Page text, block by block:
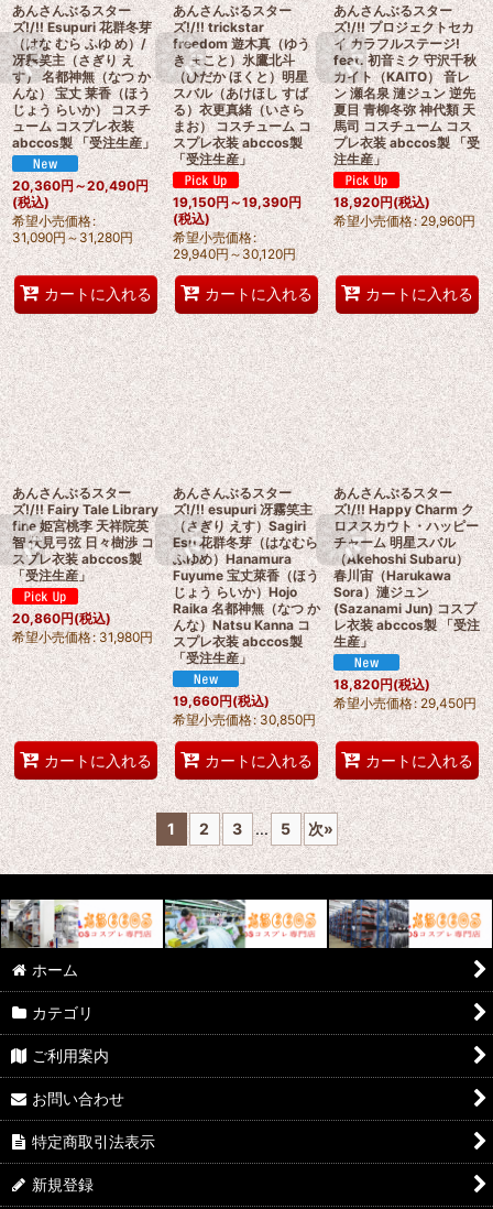
あんさんぶるスター
ズ!/!! Esupuri 花群冬芽
（はな むら ふゆ め）/
冴霧笑主（さぎり え
す） 名都神無（なつ か
んな） 宝丈 莱香（ほう
じょう らいか） コスチ
ューム コスプレ衣装
abccos製 「受注生産」
20,360円 ～20,490円
(税込)
希望小売価格:
31,090円～31,280円
カートに入れる
あんさんぶるスター
ズ!/!! trickstar
freedom 遊木真（ゆう
き まこと）氷鷹北斗
（ひだか ほくと）明星
スバル（あけほし すば
る）衣更真緒（いさら
まお） コスチューム コ
スプレ衣装 abccos製
「受注生産」
19,150円～19,390円
(税込)
希望小売価格:
29,940円～30,120円
カートに入れる
あんさんぶるスター
ズ!/!! プロジェクトセカ
イ カラフルステージ!
feat. 初音ミク 守沢千秋
カイト（KAITO） 音レ
ン 瀬名泉 漣ジュン 逆先
夏目 青柳冬弥 神代類 天
馬司 コスチューム コス
プレ衣装 abccos製 「受
注生産」
18,920円(税込)
希望小売価格: 29,960円
カートに入れる
あんさんぶるスター
ズ!/!! Fairy Tale Library
fine 姫宮桃李 天祥院英
智 伏見弓弦 日々樹渉 コ
スプレ衣装 abccos製
「受注生産」
20,860円(税込)
希望小売価格: 31,980円
カートに入れる
あんさんぶるスター
ズ!/!! esupuri 冴霧笑主
（さぎり えす）Sagiri
Esu 花群冬芽（はなむら
ふゆめ）Hanamura
Fuyume 宝丈萊香（ほう
じょう らいか）Hojo
Raika 名都神無（なつ か
んな）Natsu Kanna コ
スプレ衣装 abccos製
「受注生産」
19,660円(税込)
希望小売価格: 30,850円
カートに入れる
あんさんぶるスター
ズ!/!! Happy Charm ク
ロススカウト・ハッピー
チャーム 明星スバル
（Akehoshi Subaru）
春川宙（Harukawa
Sora）漣ジュン
(Sazanami Jun) コスプ
レ衣装 abccos製 「受注
生産」
18,820円(税込)
希望小売価格: 29,450円
カートに入れる
1 2 3 ... 5 次»
ホーム
カテゴリ
ご利用案内
お問い合わせ
特定商取引法表示
新規登録